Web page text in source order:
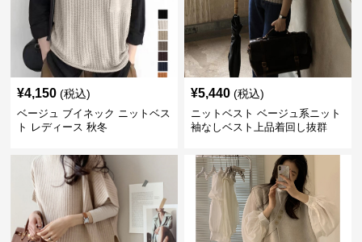
¥4,150 (税込)
ベージュ ブイネック ニットベス
ト レディース 秋冬
¥5,440 (税込)
ニットベスト ベージュ系ニット
袖なしベスト上品着回し抜群